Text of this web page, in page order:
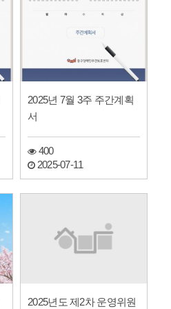
2025년 7월 3주 주간계획
서
400
2025-07-11
2025년도 제2차 운영위원